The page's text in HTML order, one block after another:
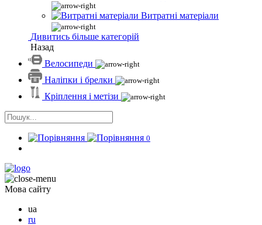
Витратні матеріали
Дивитись більше категорій
Назад
Велосипеди
Наліпки і брелки
Кріплення і метізи
0
Мова сайту
ua
ru